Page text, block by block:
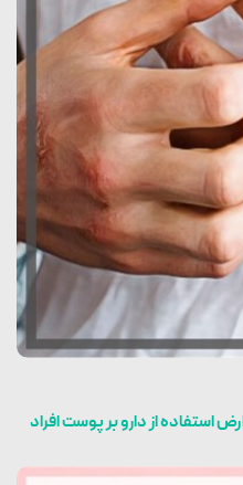
استفاده از دارو بر پوست افراد